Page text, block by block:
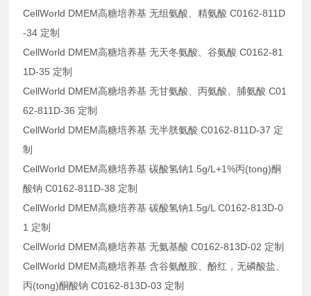
CellWorld DMEM高糖培养基 无组氨酸、精氨酸 C0162-811D
-34 定制
CellWorld DMEM高糖培养基 无天冬氨酸、谷氨酸 C0162-81
1D-35 定制
CellWorld DMEM高糖培养基 无甘氨酸、丙氨酸、脯氨酸 C01
62-811D-36 定制
CellWorld DMEM高糖培养基 无半胱氨酸 C0162-811D-37 定
制
CellWorld DMEM高糖培养基 碳酸氢钠1.5g/L+1%丙(tong)酮
酸钠 C0162-811D-38 定制
CellWorld DMEM高糖培养基 碳酸氢钠1.5g/L C0162-813D-0
1 定制
CellWorld DMEM高糖培养基 无氨基酸 C0162-813D-02 定制
CellWorld DMEM高糖培养基 含谷氨酰胺、酚红，无磷酸盐、
丙(tong)酮酸钠 C0162-813D-03 定制